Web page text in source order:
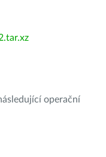
operační